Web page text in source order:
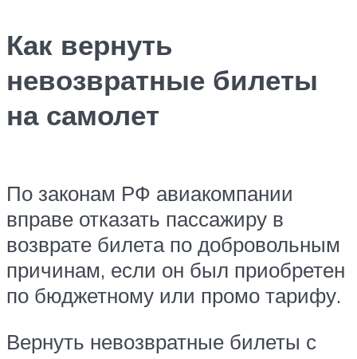
Как вернуть
невозвратные билеты
на самолет
По законам РФ авиакомпании
вправе отказать пассажиру в
возврате билета по добровольным
причинам, если он был приобретен
по бюджетному или промо тарифу.
Вернуть невозвратные билеты с